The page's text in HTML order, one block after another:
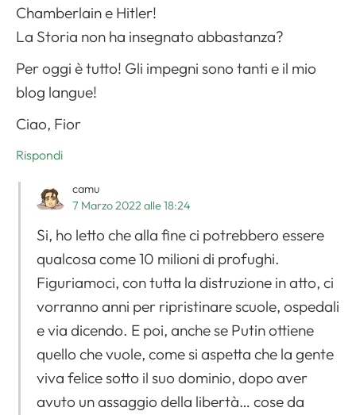
Chamberlain e Hitler!
La Storia non ha insegnato abbastanza?
Per oggi è tutto! Gli impegni sono tanti e il mio
blog langue!
Ciao, Fior
Rispondi
camu
7 Marzo 2022 alle 18:24
Si, ho letto che alla fine ci potrebbero essere
qualcosa come 10 milioni di profughi.
Figuriamoci, con tutta la distruzione in atto, ci
vorranno anni per ripristinare scuole, ospedali
e via dicendo. E poi, anche se Putin ottiene
quello che vuole, come si aspetta che la gente
viva felice sotto il suo dominio, dopo aver
avuto un assaggio della libertà… cose da